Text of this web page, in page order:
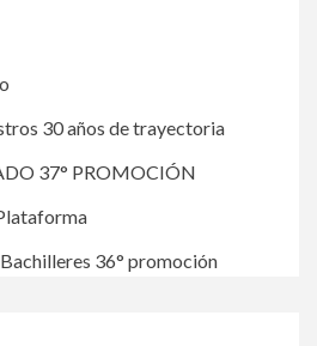
30 años de trayectoria
37° PROMOCIÓN
36° promoción